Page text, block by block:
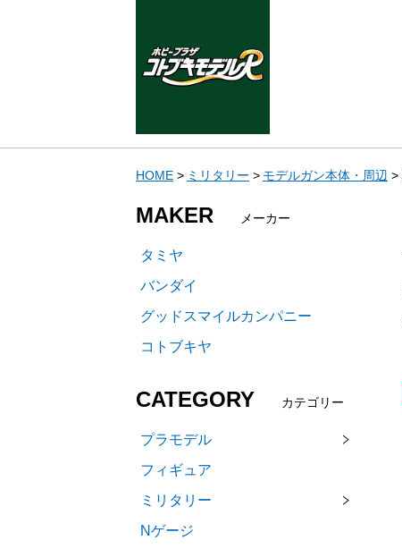
HOME ミリタリー モデルガン本体・周辺
MAKER メーカー
タミヤ
バンダイ
グッドスマイルカンパニー
コトブキヤ
CATEGORY カテゴリー
プラモデル
フィギュア
ミリタリー
Nゲージ